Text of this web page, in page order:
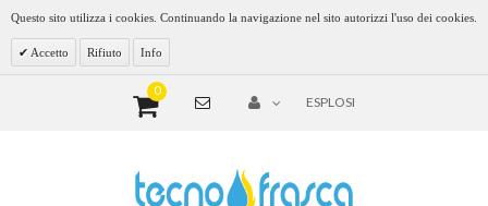
Questo sito utilizza i cookies. Continuando la navigazione nel sito autorizzi l'uso dei cookies.
Accetto Rifiuto Info
0
ESPLOSI